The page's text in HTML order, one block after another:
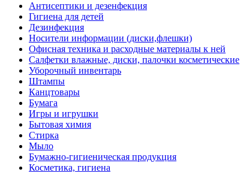
Антисептики и дезенфекция
Гигиена для детей
Дезинфекция
Носители информации (диски,флешки)
Офисная техника и расходные материалы к ней
Салфетки влажные, диски, палочки косметические
Уборочный инвентарь
Штампы
Канцтовары
Бумага
Игры и игрушки
Бытовая химия
Стирка
Мыло
Бумажно-гигиеническая продукция
Косметика, гигиена